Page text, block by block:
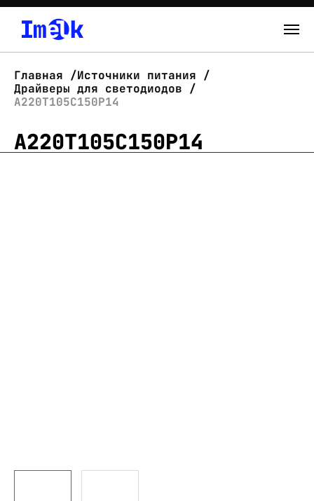
О нас
Новости
Главная
Источники питания
Драйверы для светодиодов
А220Т105С150Р14
А220Т105С150Р14